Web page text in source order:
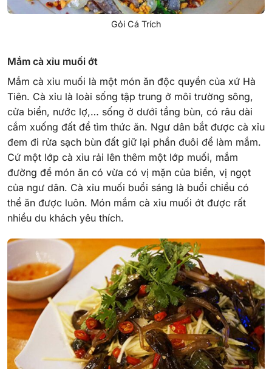
Gỏi Cá Trích
Mắm cà xỉu muối ớt
Mắm cà xỉu muối là một món ăn độc quyền của xứ Hà
Tiên. Cà xỉu là loài sống tập trung ở môi trường sông,
cửa biển, nước lợ,… sống ở dưới tầng bùn, có râu dài
cắm xuống đất để tìm thức ăn. Ngư dân bắt được cà xỉu
đem đi rửa sạch bùn đất giữ lại phần đuôi để làm mắm.
Cứ một lớp cà xỉu rải lên thêm một lớp muối, mắm
đường để món ăn có vừa có vị mặn của biển, vị ngọt
của ngư dân. Cà xỉu muối buổi sáng là buổi chiều có
thể ăn được luôn. Món mắm cà xỉu muối ớt được rất
nhiều du khách yêu thích.